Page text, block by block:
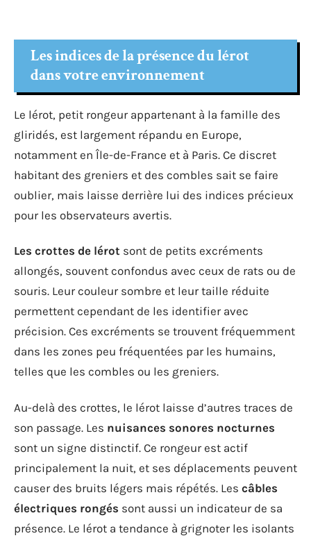
Les indices de la présence du lérot
dans votre environnement
Le lérot, petit rongeur appartenant à la famille des
gliridés, est largement répandu en Europe,
notamment en Île-de-France et à Paris. Ce discret
habitant des greniers et des combles sait se faire
oublier, mais laisse derrière lui des indices précieux
pour les observateurs avertis.
Les crottes de lérot sont de petits excréments
allongés, souvent confondus avec ceux de rats ou de
souris. Leur couleur sombre et leur taille réduite
permettent cependant de les identifier avec
précision. Ces excréments se trouvent fréquemment
dans les zones peu fréquentées par les humains,
telles que les combles ou les greniers.
Au-delà des crottes, le lérot laisse d’autres traces de
son passage. Les nuisances sonores nocturnes
sont un signe distinctif. Ce rongeur est actif
principalement la nuit, et ses déplacements peuvent
causer des bruits légers mais répétés. Les câbles
électriques rongés sont aussi un indicateur de sa
présence. Le lérot a tendance à grignoter les isolants